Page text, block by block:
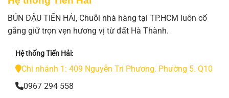
BÚN ĐẬU TIẾN HẢI, Chuỗi nhà hàng tại TP.HCM luôn cố
gắng giữ trọn vẹn hương vị từ đất Hà Thành.
Hệ thống Tiến Hải:
Chi nhánh 1: 409 Nguyễn Tri Phương. Phường 5. Q10
0967 294 558